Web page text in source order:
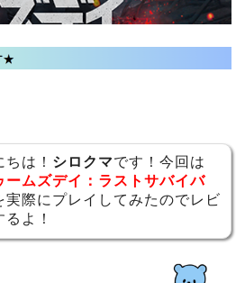
ちは！ シロクマです！今回は
ームズデイ：ラストサバイバ
実際にプレイしてみたのでレビ
るよ！